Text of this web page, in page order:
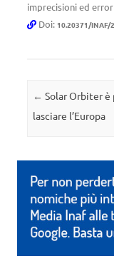
imprecisioni ed
Doi: 10.20371/INAF/
Navigazione
← Solar Orbiter è
lasciare l’Europa